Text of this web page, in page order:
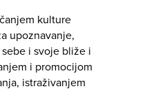
kulture
upoznavanje,
i svoje bliže i
i promocijom
istraživanjem